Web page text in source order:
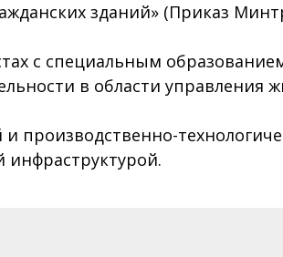
зданий» (Приказ
с специальным
в области
производственно-